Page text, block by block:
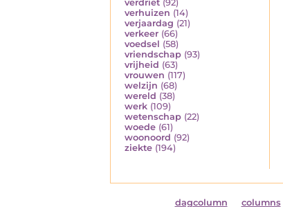
verdriet (92)
verhuizen (14)
verjaardag (21)
verkeer (66)
voedsel (58)
vriendschap (93)
vrijheid (63)
vrouwen (117)
welzijn (68)
wereld (38)
werk (109)
wetenschap (22)
woede (61)
woonoord (92)
ziekte (194)
dagcolumn columns